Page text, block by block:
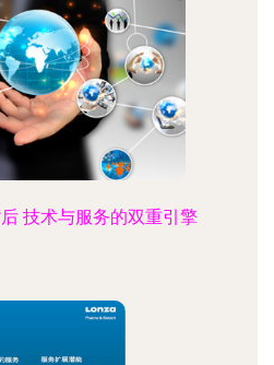
技术与服务的双重引擎